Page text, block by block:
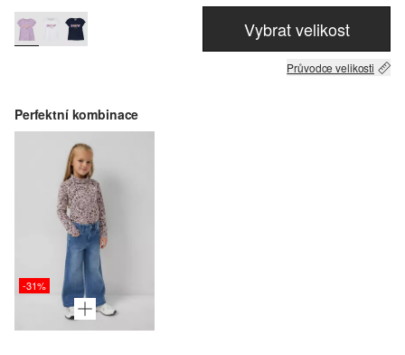
Vybrat velikost
Průvodce velikosti
Perfektní kombinace
-31%